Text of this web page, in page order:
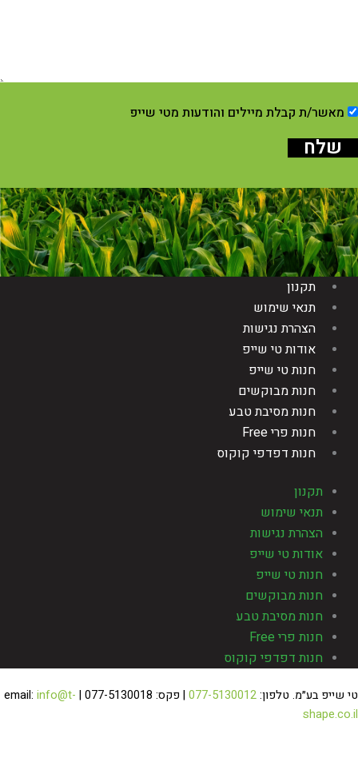
מאשר/ת קבלת מיילים והודעות מטי שייפ
שלח
תקנון
תנאי שימוש
הצהרת נגישות
אודות טי שייפ
חנות טי שייפ
חנות מבוקשים
חנות מסיבת טבע
חנות פרי Free
חנות דפדפי קוקוס
תקנון
תנאי שימוש
הצהרת נגישות
אודות טי שייפ
חנות טי שייפ
חנות מבוקשים
חנות מסיבת טבע
חנות פרי Free
חנות דפדפי קוקוס
שייפ בע״מ. טלפון:077-5130012| פקס: 077-5130018 | email:
info@t-